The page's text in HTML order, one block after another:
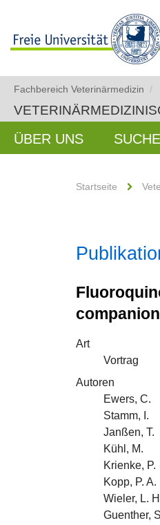
Fachbereich Veterinärmedizin /
ÜBER UNS SUCHE
Startseite
Art
Vortrag
Autoren
Ewers, C.
Stamm, I.
Janßen, T.
Kühl, M.
Krienke, P.
Kopp, P. A.
Wieler, L.
Guenther,